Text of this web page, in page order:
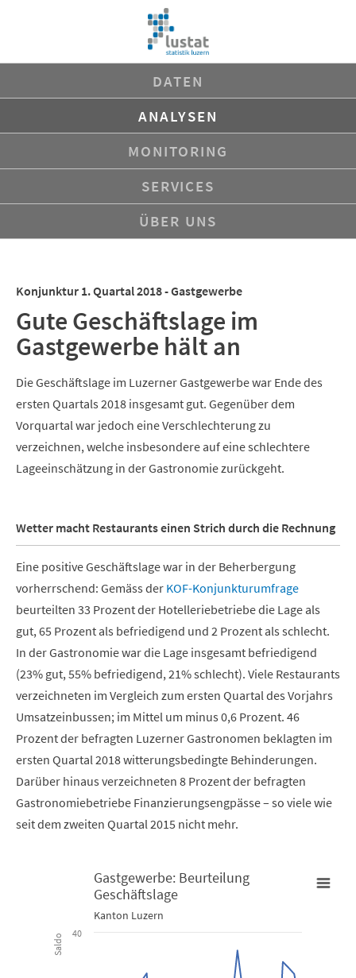
DATEN
ANALYSEN
MONITORING
SERVICES
ÜBER UNS
Konjunktur 1. Quartal 2018 - Gastgewerbe
Gute Geschäftslage im
Gastgewerbe hält an
Die Geschäftslage im Luzerner Gastgewerbe war Ende des
ersten Quartals 2018 insgesamt gut. Gegenüber dem
Vorquartal war jedoch eine Verschlechterung zu
verzeichnen, welche insbesondere auf eine schlechtere
Lageeinschätzung in der Gastronomie zurückgeht.
Wetter macht Restaurants einen Strich durch die Rechnung
Eine positive Geschäftslage war in der Beherbergung
vorherrschend: Gemäss der KOF-Konjunkturumfrage
beurteilten 33 Prozent der Hotelleriebetriebe die Lage als
gut, 65 Prozent als befriedigend und 2 Prozent als schlecht.
In der Gastronomie war die Lage insgesamt befriedigend
(23% gut, 55% befriedigend, 21% schlecht). Viele Restaurants
verzeichneten im Vergleich zum ersten Quartal des Vorjahrs
Umsatzeinbussen; im Mittel um minus 0,6 Prozent. 46
Prozent der befragten Luzerner Gastronomen beklagten im
ersten Quartal 2018 witterungsbedingte Behinderungen.
Darüber hinaus verzeichneten 8 Prozent der befragten
Gastronomiebetriebe Finanzierungsengpässe – so viele wie
seit dem zweiten Quartal 2015 nicht mehr.
Gastgewerbe: Beurteilung Geschäftslage
Line chart with 37 data points.
Saldo
Gastgewerbe: Beurteilung
Geschäftslage
Kanton Luzern
40